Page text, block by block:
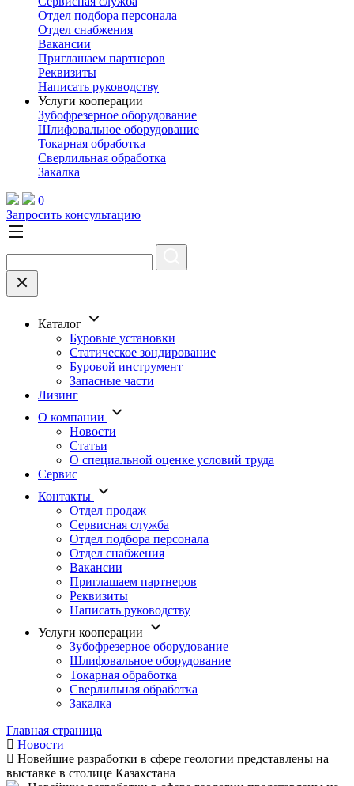
Отдел подбора персонала
Отдел снабжения
Вакансии
Приглашаем партнеров
Реквизиты
Написать руководству
Услуги кооперации
Зубофрезерное оборудование
Шлифовальное оборудование
Токарная обработка
Cверлильная обработка
Закалка
0
Запросить консультацию
Каталог
Буровые установки
Статическое зондирование
Буровой инструмент
Запасные части
Лизинг
О компании
Новости
Статьи
О специальной оценке условий труда
Сервис
Контакты
Отдел продаж
Сервисная служба
Отдел подбора персонала
Отдел снабжения
Вакансии
Приглашаем партнеров
Реквизиты
Написать руководству
Услуги кооперации
Зубофрезерное оборудование
Шлифовальное оборудование
Токарная обработка
Cверлильная обработка
Закалка
Главная страница
Новости
Новейшие разработки в сфере геологии представлены на
выставке в столице Казахстана